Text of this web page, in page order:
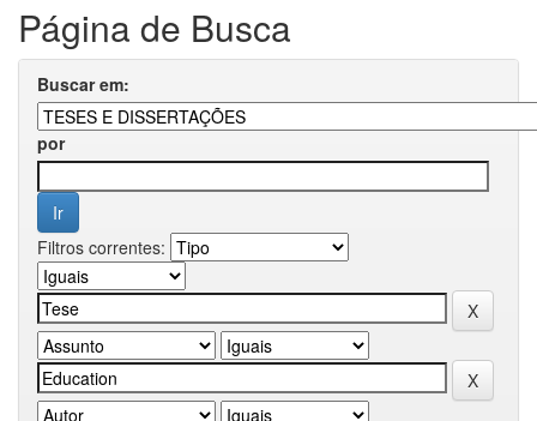
Página de Busca
Buscar em:
por
Filtros correntes: